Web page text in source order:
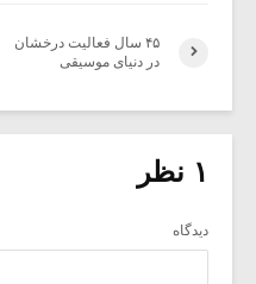
۴۵ سال فعالیت درخشان
در دنیای موسیقی
۱ نظر
دیدگاه